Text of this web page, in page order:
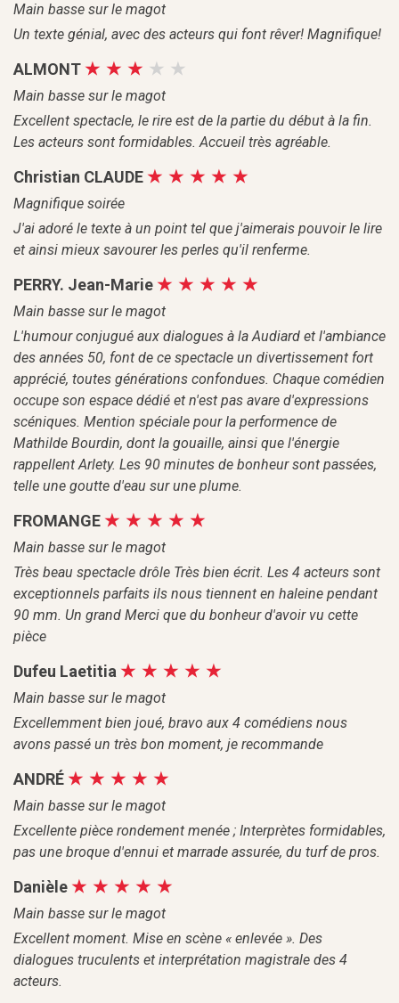
Main basse sur le magot
Un texte génial, avec des acteurs qui font rêver! Magnifique!
ALMONT
Main basse sur le magot
Excellent spectacle, le rire est de la partie du début à la fin.
Les acteurs sont formidables. Accueil très agréable.
Christian CLAUDE
Magnifique soirée
J'ai adoré le texte à un point tel que j'aimerais pouvoir le lire
et ainsi mieux savourer les perles qu'il renferme.
PERRY. Jean-Marie
Main basse sur le magot
L'humour conjugué aux dialogues à la Audiard et l'ambiance
des années 50, font de ce spectacle un divertissement fort
apprécié, toutes générations confondues. Chaque comédien
occupe son espace dédié et n'est pas avare d'expressions
scéniques. Mention spéciale pour la performence de
Mathilde Bourdin, dont la gouaille, ainsi que l'énergie
rappellent Arlety. Les 90 minutes de bonheur sont passées,
telle une goutte d'eau sur une plume.
FROMANGE
Main basse sur le magot
Très beau spectacle drôle Très bien écrit. Les 4 acteurs sont
exceptionnels parfaits ils nous tiennent en haleine pendant
90 mm. Un grand Merci que du bonheur d'avoir vu cette
pièce
Dufeu Laetitia
Main basse sur le magot
Excellemment bien joué, bravo aux 4 comédiens nous
avons passé un très bon moment, je recommande
ANDRÉ
Main basse sur le magot
Excellente pièce rondement menée ; Interprètes formidables,
pas une broque d'ennui et marrade assurée, du turf de pros.
Danièle
Main basse sur le magot
Excellent moment. Mise en scène « enlevée ». Des
dialogues truculents et interprétation magistrale des 4
acteurs.